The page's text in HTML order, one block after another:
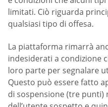
limitati. Ciò riguarda
qualsiasi tipo di offesa.
La piattaforma rimarrà
indesiderati a condizione
loro parte per segnalare
Questo può essere fatto
di sospensione (tre punti)